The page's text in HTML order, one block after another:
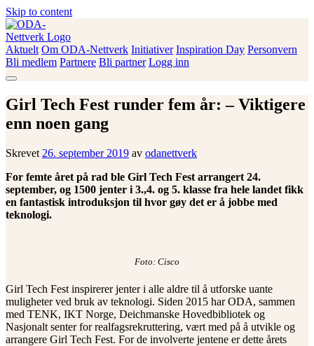
Skip to content
ODA-Nettverk
Aktuelt Om ODA-Nettverk Initiativer Inspiration Day Personvern
Bli medlem Partnere Bli partner Logg inn
Girl Tech Fest runder fem år: – Viktigere
enn noen gang
Skrevet 26. september 2019 av odanettverk
For femte året på rad ble Girl Tech Fest arrangert 24.
september, og 1500 jenter i 3.,4. og 5. klasse fra hele landet fikk
en fantastisk introduksjon til hvor gøy det er å jobbe med
teknologi.
Foto: Cisco
Girl Tech Fest inspirerer jenter i alle aldre til å utforske uante
muligheter ved bruk av teknologi. Siden 2015 har ODA, sammen
med TENK, IKT Norge, Deichmanske Hovedbibliotek og
Nasjonalt senter for realfagsrekruttering, vært med på å utvikle og
arrangere Girl Tech Fest. For de involverte jentene er dette årets